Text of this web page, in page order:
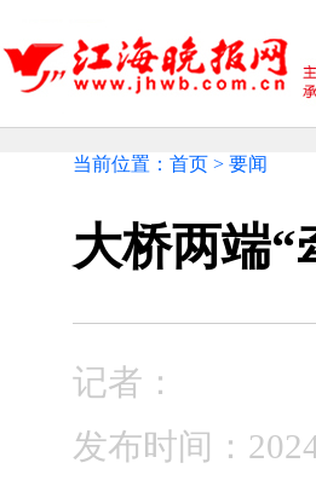
当前位置：首页 > 要闻
大桥两端“
记者：
发布时间：